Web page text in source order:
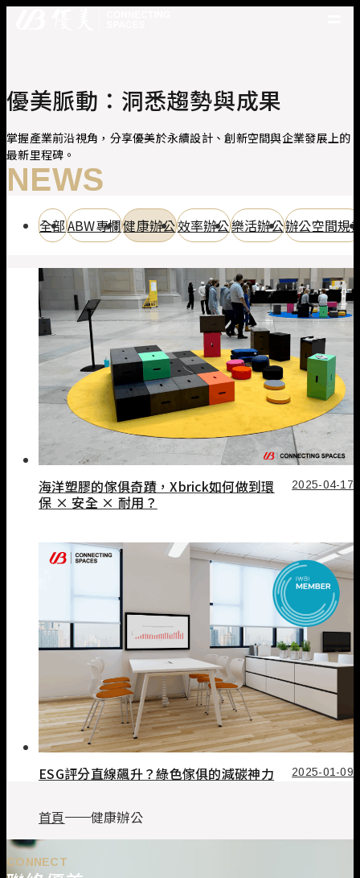
優美脈動
關於優美
優美服務
人才招募
聯絡我們
優美脈動：洞悉趨勢與成果
掌握產業前沿視角，分享優美於永續設計、創新空間與企業發展上的
最新里程碑。
NEWS
全部ABW專欄健康辦公效率辦公樂活辦公辦公空間規
海洋塑膠的傢俱奇蹟，Xbrick如何做到環
保 × 安全 × 耐用？
2025-04-17
ESG評分直線飆升？綠色傢俱的減碳神力 2025-01-09
首頁 健康辦公
CONNECT